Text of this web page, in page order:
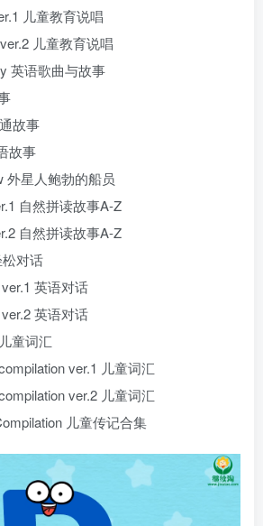
儿童教育说唱
儿童教育说唱
英语歌曲与故事
故事
故事
外星人鲍勃的船员
自然拼读故事A-Z
自然拼读故事A-Z
对话
英语对话
英语对话
童词汇
ver.1 儿童词汇
ver.2 儿童词汇
儿童传记合集